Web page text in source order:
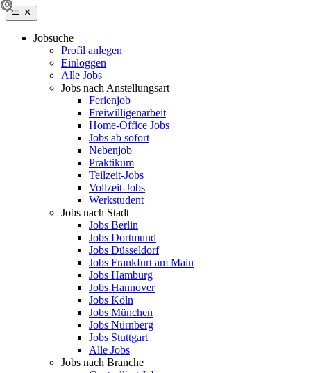
Jobsuche
Profil anlegen
Einloggen
Alle Jobs
Jobs nach Anstellungsart
Ferienjob
Freiwilligenarbeit
Home-Office Jobs
Jobs ab sofort
Nebenjob
Praktikum
Teilzeit-Jobs
Vollzeit-Jobs
Werkstudent
Jobs nach Stadt
Jobs Berlin
Jobs Dortmund
Jobs Düsseldorf
Jobs Frankfurt am Main
Jobs Hamburg
Jobs Hannover
Jobs Köln
Jobs München
Jobs Nürnberg
Jobs Stuttgart
Alle Jobs
Jobs nach Branche